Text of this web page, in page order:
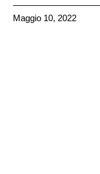
Maggio 10, 2022